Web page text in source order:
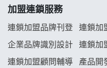
義氣豐發雞加盟說明會
Mr.Wish加盟說明會
加盟連鎖服務
連鎖加盟品牌刊登 連鎖加
企業品牌識別設計 連鎖加
連鎖加盟顧問輔導 產品開